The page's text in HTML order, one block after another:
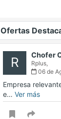
Ofertas
R Chofer
Rplus,
06 de
Empresa
e… Ver más